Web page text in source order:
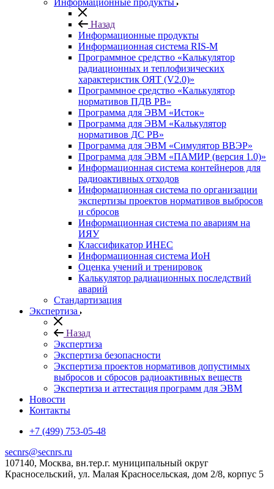
Информационные продукты
Назад
Информационные продукты
Информационная система RIS-M
Программное средство «Калькулятор
радиационных и теплофизических
характеристик ОЯТ (V2.0)»
Программное средство «Калькулятор
нормативов ПДВ РВ»
Программа для ЭВМ «Исток»
Программа для ЭВМ «Калькулятор
нормативов ДС РВ»
Программа для ЭВМ «Симулятор ВВЭР»
Программа для ЭВМ «ПАМИР (версия 1.0)»
Информационная система контейнеров для
радиоактивных отходов
Информационная система по организации
экспертизы проектов нормативов выбросов
и сбросов
Информационная система по авариям на
ИЯУ
Классификатор ИНЕС
Информационная система ИоН
Оценка учений и тренировок
Калькулятор радиационных последствий
аварий
Стандартизация
Экспертиза
Назад
Экспертиза
Экспертиза безопасности
Экспертиза проектов нормативов допустимых
выбросов и сбросов радиоактивных веществ
Экспертиза и аттестация программ для ЭВМ
Новости
Контакты
+7 (499) 753-05-48
secnrs@secnrs.ru
107140, Москва, вн.тер.г. муниципальный округ
Красносельский, ул. Малая Красносельская, дом 2/8, корпус 5